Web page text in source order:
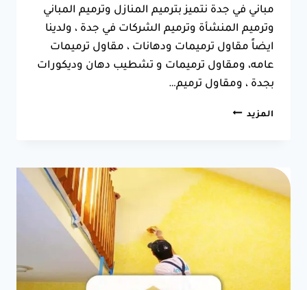
مباني في جدة نتميز بترميم المنازل وترميم المباني
وترميم المنشأة وترميم الشركات في جدة ، ولدينا
ايضاً مقاول ترميمات ودهانات ، مقاول ترميمات
عامه، ومقاول ترميمات و تشطيب دهان وديكورات
بجدة ، ومقاول ترميم…
المزيد ترميم
ت:0550025546
صيانة
وترميم
في
جدة